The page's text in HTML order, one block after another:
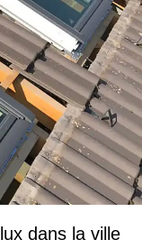
dans la ville